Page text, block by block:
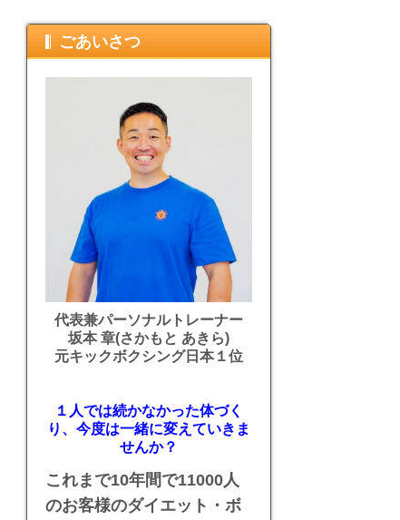
ごあいさつ
代表兼パーソナルトレーナー
坂本 章(さかもと あきら)
元キックボクシング日本１位
１人では続かなかった体づく
り、今度は一緒に変えていきま
せんか？
これまで10年間で11000人
のお客様のダイエット・ボ